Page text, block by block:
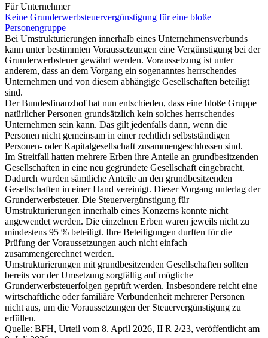
Für Unternehmer
Keine Grunderwerbsteuervergünstigung für eine bloße
Personengruppe
Bei Umstrukturierungen innerhalb eines Unternehmensverbunds
kann unter bestimmten Voraussetzungen eine Vergünstigung bei der
Grunderwerbsteuer gewährt werden. Voraussetzung ist unter
anderem, dass an dem Vorgang ein sogenanntes herrschendes
Unternehmen und von diesem abhängige Gesellschaften beteiligt
sind.
Der Bundesfinanzhof hat nun entschieden, dass eine bloße Gruppe
natürlicher Personen grundsätzlich kein solches herrschendes
Unternehmen sein kann. Das gilt jedenfalls dann, wenn die
Personen nicht gemeinsam in einer rechtlich selbstständigen
Personen- oder Kapitalgesellschaft zusammengeschlossen sind.
Im Streitfall hatten mehrere Erben ihre Anteile an grundbesitzenden
Gesellschaften in eine neu gegründete Gesellschaft eingebracht.
Dadurch wurden sämtliche Anteile an den grundbesitzenden
Gesellschaften in einer Hand vereinigt. Dieser Vorgang unterlag der
Grunderwerbsteuer. Die Steuervergünstigung für
Umstrukturierungen innerhalb eines Konzerns konnte nicht
angewendet werden. Die einzelnen Erben waren jeweils nicht zu
mindestens 95 % beteiligt. Ihre Beteiligungen durften für die
Prüfung der Voraussetzungen auch nicht einfach
zusammengerechnet werden.
Umstrukturierungen mit grundbesitzenden Gesellschaften sollten
bereits vor der Umsetzung sorgfältig auf mögliche
Grunderwerbsteuerfolgen geprüft werden. Insbesondere reicht eine
wirtschaftliche oder familiäre Verbundenheit mehrerer Personen
nicht aus, um die Voraussetzungen der Steuervergünstigung zu
erfüllen.
Quelle: BFH, Urteil vom 8. April 2026, II R 2/23, veröffentlicht am